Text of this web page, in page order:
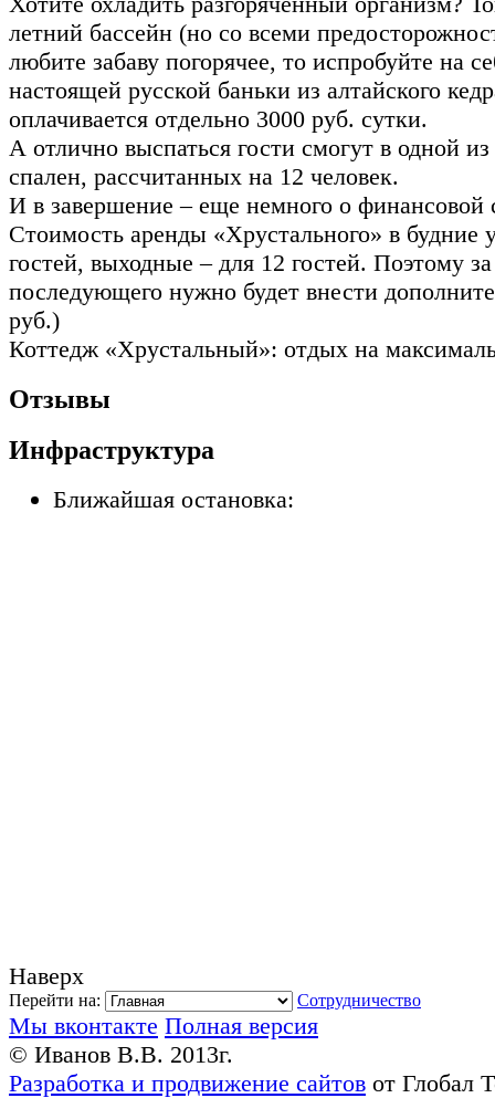
летний бассейн (но со всеми
любите забаву погорячее, то испробуйте на
настоящей русской баньки из алтайского
оплачивается отдельно 3000 руб. сутки.
А отлично выспаться гости смогут в одной
спален, рассчитанных на 12 человек.
И в завершение – еще немного о финансовой
Стоимость аренды «Хрустального» в будние
гостей, выходные – для 12 гостей. Поэтому
последующего нужно будет внести
руб.)
Коттедж «Хрустальный»: отдых на
Отзывы
Инфраструктура
Ближайшая остановка:
Наверх
Перейти на: Сотрудничество
Мы вконтакте Полная версия
© Иванов В.В. 2013г.
Разработка и продвижение сайтов от Глобал